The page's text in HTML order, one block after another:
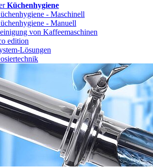
Küchenhygiene
- Maschinell
- Manuell
von Kaffeemaschinen
edition
Lösungen